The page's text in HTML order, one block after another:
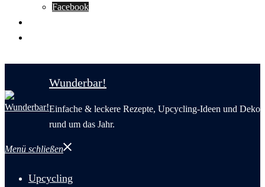
Facebook
Wunderbar!
Einfache & leckere Rezepte, Upcycling-Ideen und Deko
rund um das Jahr.
Menü schließen
Upcycling